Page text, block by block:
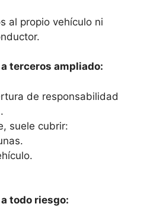
al propio vehículo ni
terceros ampliado:
de responsabilidad
suele cubrir:
todo riesgo: